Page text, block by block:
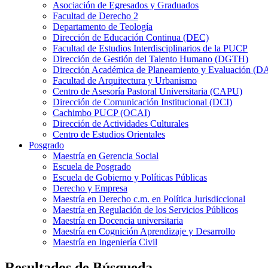
Asociación de Egresados y Graduados
Facultad de Derecho 2
Departamento de Teología
Dirección de Educación Continua (DEC)
Facultad de Estudios Interdisciplinarios de la PUCP
Dirección de Gestión del Talento Humano (DGTH)
Dirección Académica de Planeamiento y Evaluación
Facultad de Arquitectura y Urbanismo
Centro de Asesoría Pastoral Universitaria (CAPU)
Dirección de Comunicación Institucional (DCI)
Cachimbo PUCP (OCAI)
Dirección de Actividades Culturales
Centro de Estudios Orientales
Posgrado
Maestría en Gerencia Social
Escuela de Posgrado
Escuela de Gobierno y Políticas Públicas
Derecho y Empresa
Maestría en Derecho c.m. en Política Jurisdiccional
Maestría en Regulación de los Servicios Públicos
Maestría en Docencia universitaria
Maestría en Cognición Aprendizaje y Desarrollo
Maestría en Ingeniería Civil